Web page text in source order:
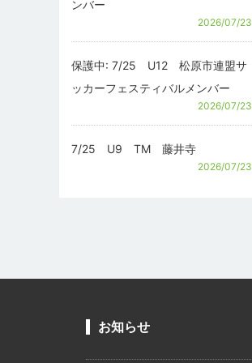
ンバー
2026/07/23
保護中: 7/25 U12 松原市連盟サ
ッカーフェスティバルメンバー
2026/07/23
7/25 U9 TM 藤井寺
2026/07/23
お知らせ